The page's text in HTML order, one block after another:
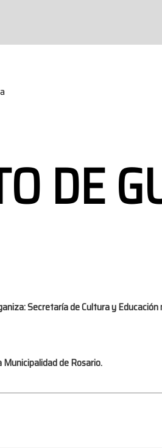
DE
Secretaría de Cultura y Educación
de Rosario.